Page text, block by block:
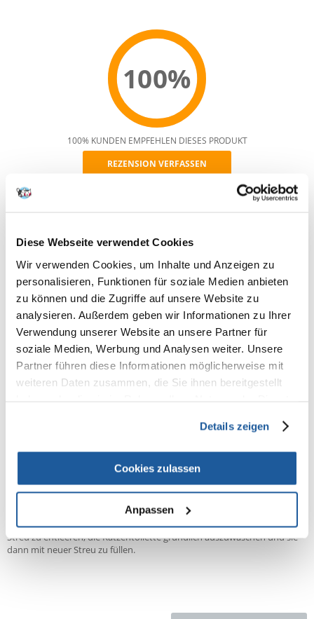
Diese Webseite verwendet Cookies
Wir verwenden Cookies, um Inhalte und Anzeigen zu
personalisieren, Funktionen für soziale Medien anbieten
zu können und die Zugriffe auf unsere Website zu
analysieren. Außerdem geben wir Informationen zu Ihrer
Verwendung unserer Website an unsere Partner für
soziale Medien, Werbung und Analysen weiter. Unsere
Partner führen diese Informationen möglicherweise mit
weiteren Daten zusammen, die Sie ihnen bereitgestellt
Details zeigen
Cookies zulassen
Anpassen
100%
Recommend
100% KUNDEN EMPFEHLEN DIESES PRODUKT
REZENSION VERFASSEN
Universalstreu zur Verwendung als Einstreu für Haustiere wie Katzen,
Die Pellets haben eine zylindrische Form mit einem Durchmesser von 6
mm und einer Länge von 6 bis 12 mm.
Das Produkt wird aus Mikrofasern aus Kiefern- und Fichtenholz
hergestellt, ohne chemische Zusätze. Die Einstreu ist mit dem Zusatz
von Grüntee-Extrakt und hat seinen frischen Duft.
Merkmale:
- 100% natürliches Produkt
- Tier- und umweltfreundlich
- sehr effizient
- hat ein hohes Absorptionsvermögen
- die empfindlichen Fingerkuppen der Tiere nicht verletzt werden
Empfohlene Verwendung:
Füllen Sie eine saubere Katzentoilette mit etwa 5 cm Einstreu und
Katzentoilette und die verklumpten Fragmente täglich. Aus Gründen
der Sauberkeit wird empfohlen, nach etwa einem Monat die gesamte
Streu zu entleeren, die Katzentoilette gründlich auszuwaschen und sie
dann mit neuer Streu zu füllen.